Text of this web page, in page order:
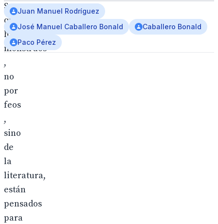
Seguro
que
hay
monstruos
,
no
por
feos
,
sino
de
la
literatura,
están
pensados
para
Juan Manuel Rodríguez
José Manuel Caballero Bonald
Caballero Bonald
Paco Pérez